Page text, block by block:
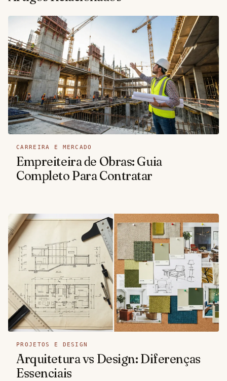
CARREIRA E MERCADO
Empreiteira de Obras: Guia
Completo Para Contratar
PROJETOS E DESIGN
Arquitetura vs Design: Diferenças
Essenciais